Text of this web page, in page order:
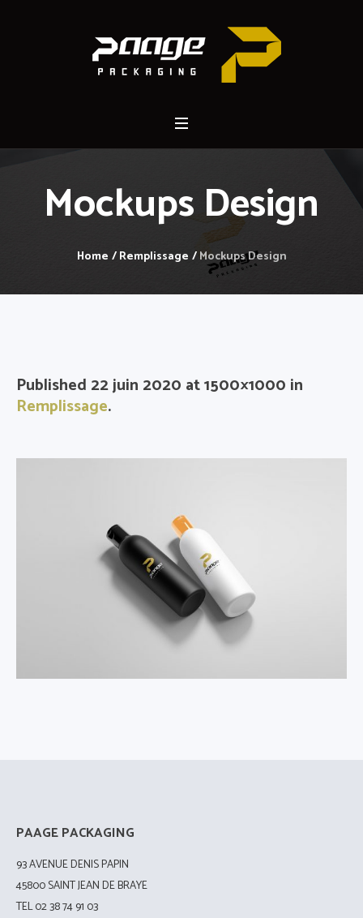
Mockups Design
Home /Remplissage /Mockups Design
Published 22 juin 2020 at 1500×1000 in
Remplissage.
PAAGE PACKAGING
93 AVENUE DENIS PAPIN
45800 SAINT JEAN DE BRAYE
TEL 02 38 74 91 03